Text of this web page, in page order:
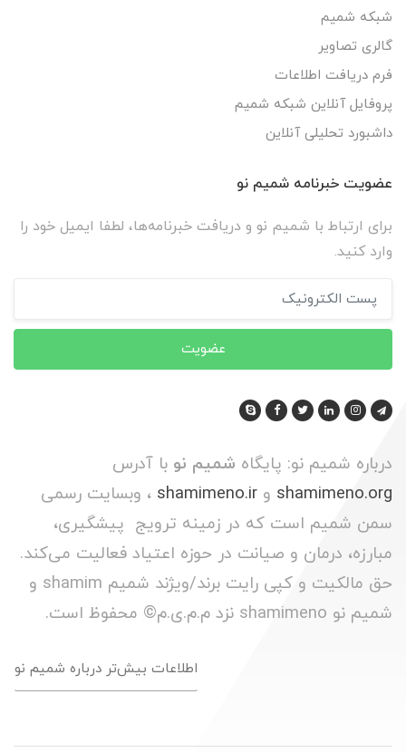
شبکه شمیم
گالری تصاویر
فرم دریافت اطلاعات
پروفایل آنلاین شبکه شمیم
داشبورد تحلیلی آنلاین
عضویت خبرنامه شمیم نو
برای ارتباط با شمیم نو و دریافت خبرنامه‌ها، لطفا ایمیل خود را
وارد کنید.
عضویت
درباره شمیم نو: پایگاه شمیم نو با آدرس
shamimeno.org و shamimeno.ir ، وبسایت رسمی
سمن شمیم است که در زمینه ترویج پیشگیری،
مبارزه، درمان و صیانت در حوزه اعتیاد فعالیت می‌کند.
حق مالکیت و کپی رایت برند/ویژند شمیم shamim و
شمیم نو shamimeno نزد م.م.ی.م© محفوظ است.
اطلاعات بیش‌تر درباره شمیم نو